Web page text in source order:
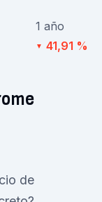
1 año
▼ 41,91 %
de